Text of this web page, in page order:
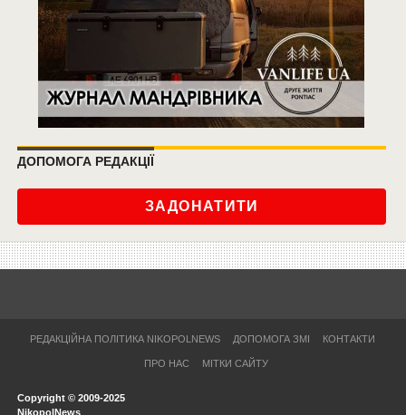
ДОПОМОГА РЕДАКЦІЇ
ЗАДОНАТИТИ
РЕДАКЦІЙНА ПОЛІТИКА NIKOPOLNEWS ДОПОМОГА ЗМІ КОНТАКТИ
ПРО НАС МІТКИ САЙТУ
Copyright © 2009-2025
NikopolNews